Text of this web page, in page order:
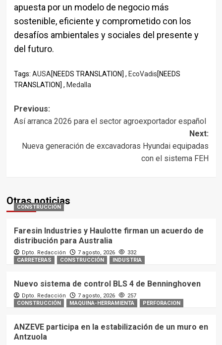
apuesta por un modelo de negocio más
sostenible, eficiente y comprometido con los
desafíos ambientales y sociales del presente y
del futuro.
Tags: AUSA[NEEDS TRANSLATION] , EcoVadis[NEEDS
TRANSLATION] , Medalla
Post
navigation
Previous:
Así arranca 2026 para el sector agroexportador español
Next:
Nueva generación de excavadoras Hyundai equipadas
con el sistema FEH
Otras noticias
CONSTRUCCIÓN
Faresin Industries y Haulotte firman un acuerdo de
distribución para Australia
Dpto. Redacción 7 agosto, 2026
332
CARRETERAS
CONSTRUCCIÓN INDUSTRIA
Nuevo sistema de control BLS 4 de Benninghoven
Dpto. Redacción 7 agosto, 2026
257
CONSTRUCCIÓN
MAQUINA-HERRAMIENTA PERFORACION
ANZEVE participa en la estabilización de un muro en
Antzuola